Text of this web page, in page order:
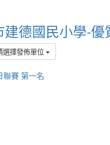
德國民小學-優
選擇發佈單位
聯賽 第一名